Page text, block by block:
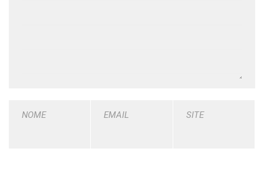
NOME EMAIL SITE